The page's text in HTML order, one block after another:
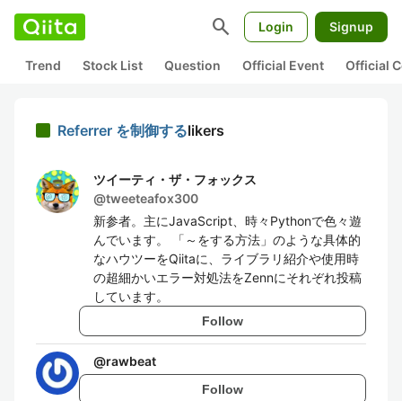
search Login Signup
Trend Stock List Question Official Event Official
Referrer を制御するlikers
ツイーティ・ザ・フォックス
@tweeteafox300
新参者。主にJavaScript、時々Pythonで色々遊
んでいます。 「～をする方法」のような具体的
なハウツーをQiitaに、ライブラリ紹介や使用時
の超細かいエラー対処法をZennにそれぞれ投稿
しています。
Follow
@rawbeat
Follow